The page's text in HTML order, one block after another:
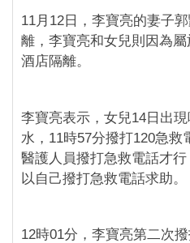
11月12日，李寶亮的妻子
離，李寶亮和女兒則因為
酒店隔離。
李寶亮表示，女兒14日出
水，11時57分撥打120急
醫護人員撥打急救電話才
以自己撥打急救電話求助。
12時01分，李寶亮第二次